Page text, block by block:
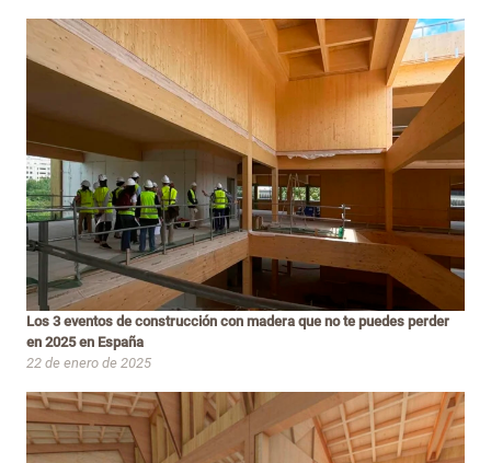
Los 3 eventos de construcción con madera que no te puedes perder
en 2025 en España
22 de enero de 2025